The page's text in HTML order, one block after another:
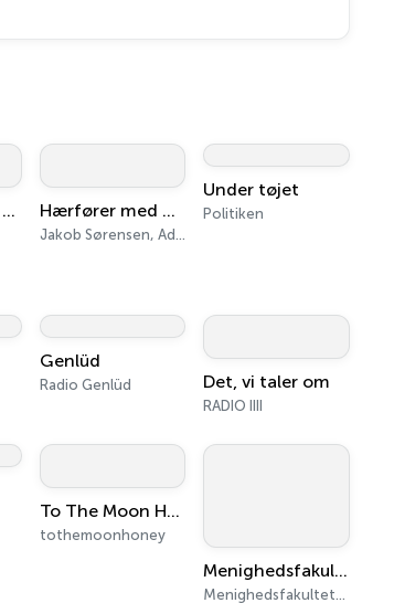
Alt det jeg ikke ved Hærfører med Adam Holm
Jakob Sørensen, Adam Holm
Under tøjet
Politiken
Genlüd
Radio Genlüd Det, vi taler om
RADIO IIII
To The Moon Honey Podcast
tothemoonhoney
Menighedsfakultetet - Gæsteforelæsninger mv.
Menighedsfakultetet